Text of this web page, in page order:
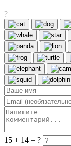
?
15 + 14 = ?